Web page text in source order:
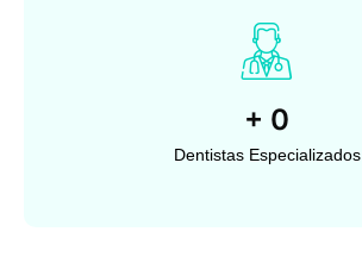
+ 0
Dentistas Especializados